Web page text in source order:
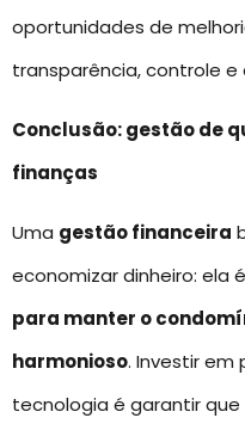
oportunidades de
transparência, controle e
Conclusão: gestão de
finanças
Uma gestão financeira
economizar dinheiro: ela
para manter o
harmonioso. Investir em
tecnologia é garantir